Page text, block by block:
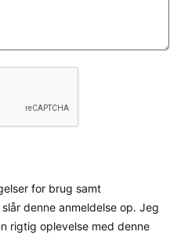
for brug samt
denne anmeldelse op. Jeg
rigtig oplevelse med denne